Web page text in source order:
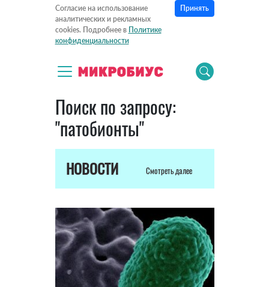
Согласие на использование
аналитических и рекламных
cookies. Подробнее в Политике
конфиденциальности
Принять
Поиск по запросу:
"патобионты"
НОВОСТИ Смотреть далее